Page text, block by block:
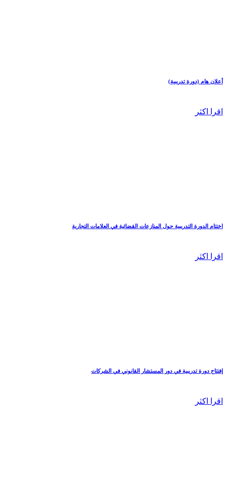
أعلان هام (دورة تدريبية)
اقرا اكثر
اختتام الدورة التدريبية حول المنازعات القضائية في العلامات التجارية
اقرا اكثر
إفتتاح دورة تدريبية في دور المستشار القانوني في الشركات
اقرا اكثر